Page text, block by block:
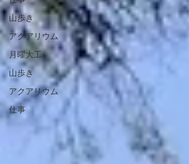
山歩き
アクアリウム
月曜大工
山歩き
アクアリウム
仕事